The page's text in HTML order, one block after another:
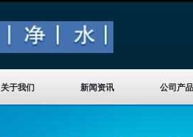
关于我们 新闻资讯 公司产